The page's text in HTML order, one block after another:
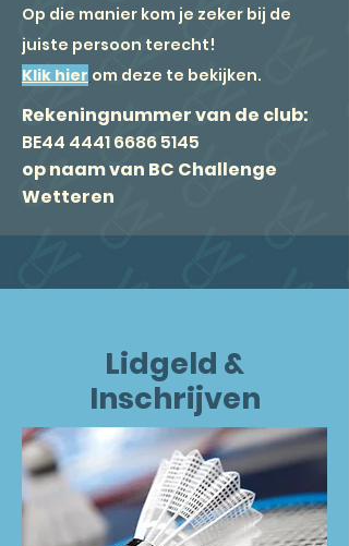
Op die manier kom je zeker bij de
juiste persoon terecht!
Klik hier om deze te bekijken.
Rekeningnummer van de club:
BE44 4441 6686 5145
op naam van BC Challenge
Wetteren
Lidgeld &
Inschrijven